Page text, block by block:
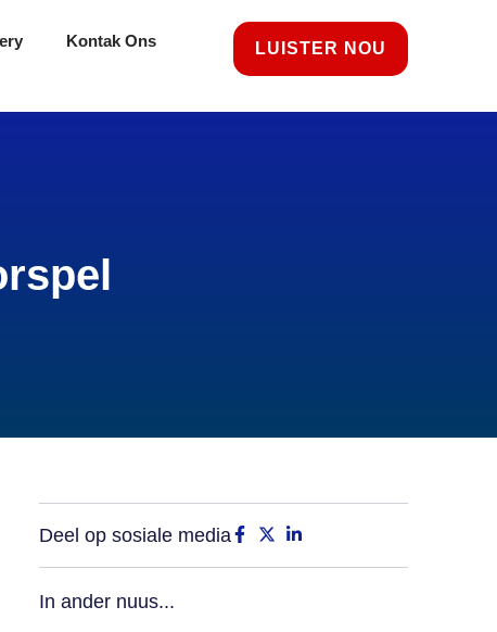
Kontak Ons LUISTER NOU
Deel op sosiale media
In ander nuus...